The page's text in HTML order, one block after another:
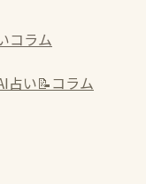
コラム
占い📝コラム